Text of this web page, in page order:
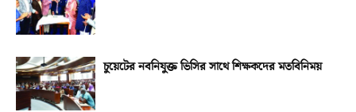
চুয়েটের নবনিযুক্ত ভিসির সাথে শিক্ষকদের মতবিনিময়